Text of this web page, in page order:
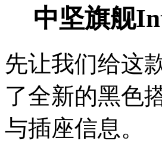
中坚旗舰
先让我们给这
了全新的黑色
与插座信息。